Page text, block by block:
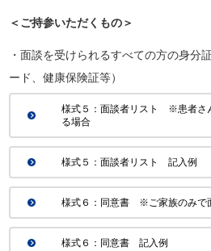
＜ご持参いただくもの＞
・面談を受けられるすべての方の身分
ード、健康保険証等）
様式５：面談者リスト ※患者さ
る場合
様式５：面談者リスト 記入例
様式６：同意書 ※ご家族のみで
様式６：同意書 記入例